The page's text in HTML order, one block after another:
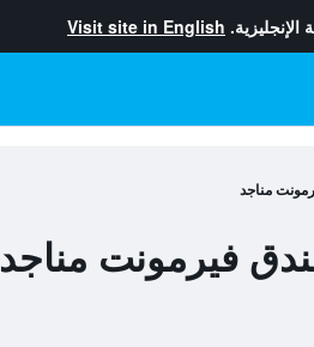
الإنجليزية. Visit site in English
مناجد
فيرمونت مناجد